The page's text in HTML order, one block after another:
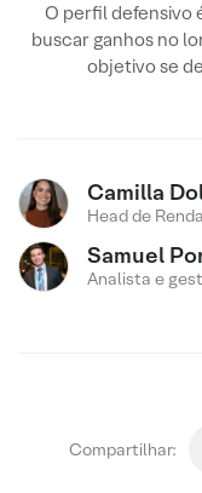
O perfil defensivo
buscar ganhos no
objetivo se
Camilla
Head de
Samuel
Analista e
Compartilhar: